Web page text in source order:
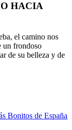
HACIA
el camino nos
un frondoso
de su belleza y de
Bonitos de España